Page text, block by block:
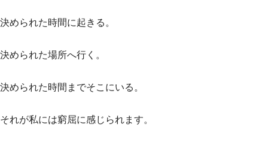
決められた時間に起きる。
決められた場所へ行く。
決められた時間までそこにいる。
それが私には窮屈に感じられます。